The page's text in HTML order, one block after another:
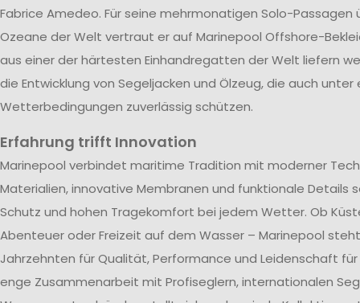
Fabrice Amedeo. Für seine mehrmonatigen Solo-
Ozeane der Welt vertraut er auf Marinepool Offshore-
aus einer der härtesten Einhandregatten der Welt liefern
die Entwicklung von Segeljacken und Ölzeug, die auch
Wetterbedingungen zuverlässig schützen.
Erfahrung trifft Innovation
Marinepool verbindet maritime Tradition mit moderner
Materialien, innovative Membranen und funktionale Details
Schutz und hohen Tragekomfort bei jedem Wetter. Ob
Abenteuer oder Freizeit auf dem Wasser – Marinepool
Jahrzehnten für Qualität, Performance und Leidenschaft
enge Zusammenarbeit mit Profiseglern, internationalen